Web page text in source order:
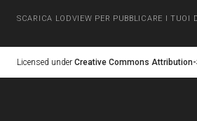
SCARICA LODVIEW PER PUBBLICARE I TUOI
Licensed under Creative Commons